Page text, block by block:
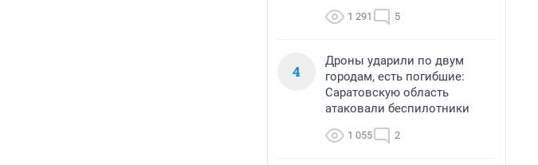
1 291 5
4
Дроны ударили по двум
городам, есть погибшие:
Саратовскую область
атаковали беспилотники
1 055 2